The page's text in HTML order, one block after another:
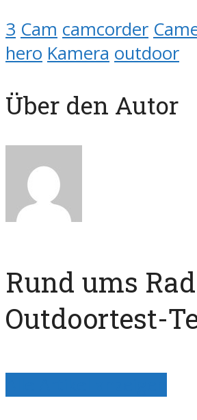
3 Cam camcorder
hero Kamera outdoor
Über den Autor
Rund ums
Outdoortest-